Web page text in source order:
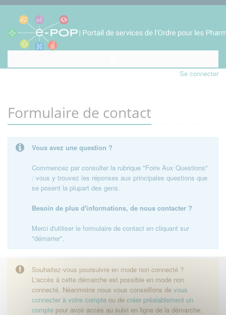
Se connecter
Formulaire de contact
Vous avez une question ?
Commencez par consulter la rubrique "Foire Aux Questions"
: vous y trouvez les réponses aux principales questions que
se posent la plupart des gens.
Besoin de plus d'informations, de nous contacter ?
Merci d'utiliser le formulaire de contact en cliquant sur
"démarrer".
Souhaitez-vous poursuivre en mode non connecté ?
L'accès à cette démarche est possible en mode non
connecté. Néanmoins nous vous conseillons de vous
connecter à votre compte ou de créer préalablement un
compte pour avoir accès au suivi en ligne de la démarche.